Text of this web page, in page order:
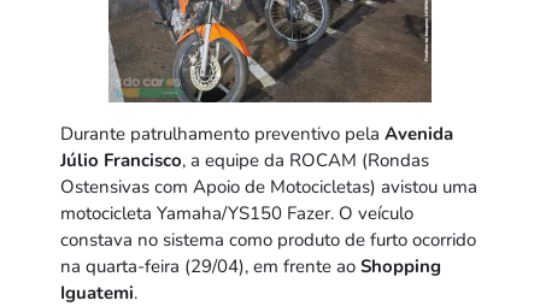
Durante patrulhamento preventivo pela Avenida
Júlio Francisco, a equipe da ROCAM (Rondas
Ostensivas com Apoio de Motocicletas) avistou uma
motocicleta Yamaha/YS150 Fazer. O veículo
constava no sistema como produto de furto ocorrido
na quarta-feira (29/04), em frente ao Shopping
Iguatemi.